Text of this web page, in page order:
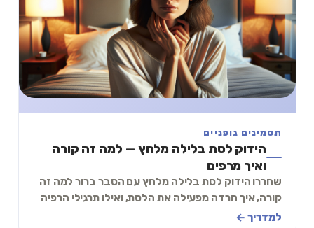
תסמינים גופניים
הידוק לסת בלילה מלחץ — למה זה קורה
ואיך מרפים
שחררו הידוק לסת בלילה מלחץ עם הסבר ברור למה זה
קורה, איך חרדה מפעילה את הלסת, ואילו תרגילי הרפיה
יכולים לעזור כבר הערב לפני השינה.
למדריך ←